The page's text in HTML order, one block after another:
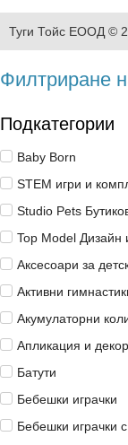
Туги Тойс ЕООД ©
Филтриране
Подкатегории
Baby Born
STEM игри и
Studio Pets
Top Model Дизайн
Аксесоари за
Активни
Акумулаторни
Апликация и
Батути
Бебешки играчки
Бебешки играчки